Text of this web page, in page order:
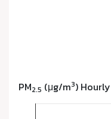
PM2.5 (μg/m3) Hourly